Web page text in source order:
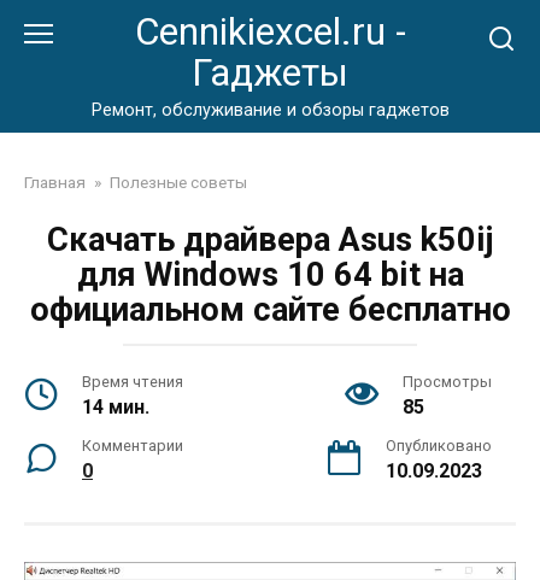
Cennikiexcel.ru -
Гаджеты
Ремонт, обслуживание и обзоры гаджетов
Главная » Полезные советы
Скачать драйвера Asus k50ij
для Windows 10 64 bit на
официальном сайте бесплатно
Время чтения
14 мин.
Просмотры
85
Комментарии
0
Опубликовано
10.09.2023